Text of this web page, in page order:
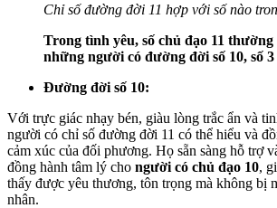
Chỉ số đường đời 11 hợp với số nào
Trong tình yêu, số chủ đạo 11
những người có đường đời số 10, số 3
Đường đời số 10:
Với trực giác nhạy bén, giàu lòng trắc ẩn và
người có chỉ số đường đời 11 có thể hiểu và
cảm xúc của đối phương. Họ sẵn sàng hỗ trợ
đồng hành tâm lý cho người có chủ đạo 10,
thấy được yêu thương, tôn trọng mà không bị
nhân.